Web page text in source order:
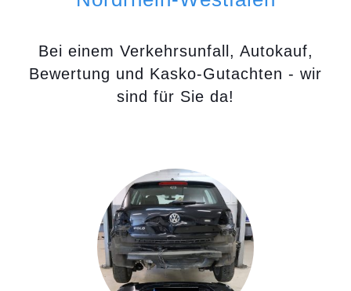
Bei einem Verkehrsunfall, Autokauf,
Bewertung und Kasko-Gutachten - wir
sind für Sie da!